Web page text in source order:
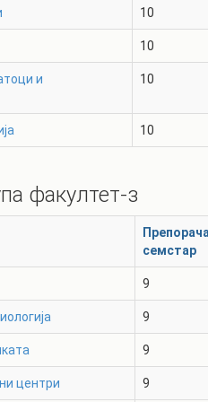
10
10
и
10
10
факултет-з
семстар
9
9
9
центри 9